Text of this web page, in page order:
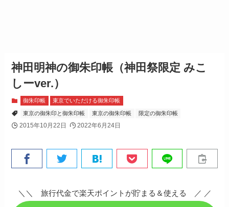
神田明神の御朱印帳（神田祭限定 みこ
しーver.）
御朱印帳 東京でいただける御朱印帳
東京の御朱印と御朱印帳 東京の御朱印帳 限定の御朱印帳
2015年10月22日 2022年6月24日
＼＼ 旅行代金で楽天ポイントが貯まる＆使える ／ ／